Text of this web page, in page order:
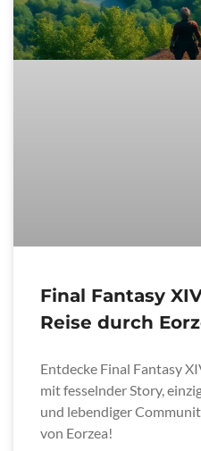
Final Fantasy
Reise durch
Entdecke Final Fantasy
mit fesselnder Story,
und lebendiger
von Eorzea!